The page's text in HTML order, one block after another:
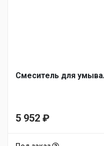
Смеситель для
5 952 ₽